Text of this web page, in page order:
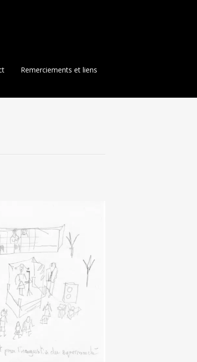
Remerciements et liens